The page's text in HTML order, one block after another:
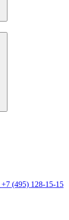
+7 (495) 128-15-15